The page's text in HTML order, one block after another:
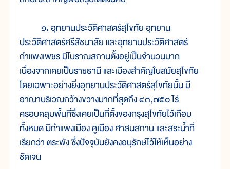
๑. อุทยานประวัติศาสตร์สุโขทัย อุทยาน
ประวัติศาสตร์ศรีสัชนาลัย และอุทยานประวัติศาสตร์
กำแพงเพชร มีโบราณสถานตั้งอยู่เป็นจำนวนมาก
เนื่องจากเคยเป็นราชธานี และเมืองสำคัญในสมัยสุโขทัย
โดยเฉพาะอย่างยิ่งอุทยานประวัติศาสตร์สุโขทัยนั้น มี
อาณาบริเวณกว้างขวางมากที่สุดถึง ๔๓,๗๕๐ ไร่
ครอบคลุมพื้นที่ซึ่งเคยเป็นที่ตั้งของกรุงสุโขทัยไว้เกือบ
ทั้งหมด มีกำแพงเมือง คูเมือง ศาสนสถาน และสระน้ำที่
เรียกว่า ตระพัง ซึ่งปัจจุบันยังคงอนุรักษ์ไว้ให้เห็นอย่าง
ชัดเจน